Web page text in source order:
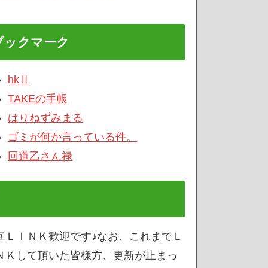
ックマーク
hkⅡ
TAKEの手帳
はりねずみまる
ゴミが何か言っている件。
回道乙さん禄
ＬＩＮＫ歓迎です♪なお、これまでＬ
Ｋして頂いた皆様方、更新が止まっ